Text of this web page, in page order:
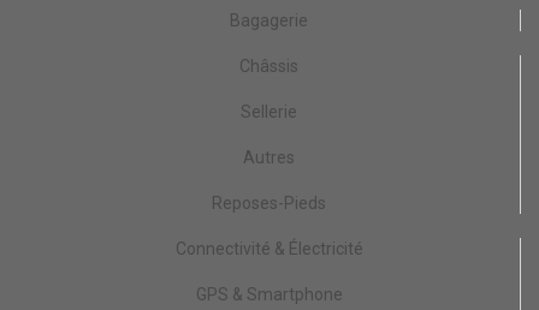
Bagagerie
Châssis
Sellerie
Autres
Reposes-Pieds
Connectivité & Électricité
GPS & Smartphone